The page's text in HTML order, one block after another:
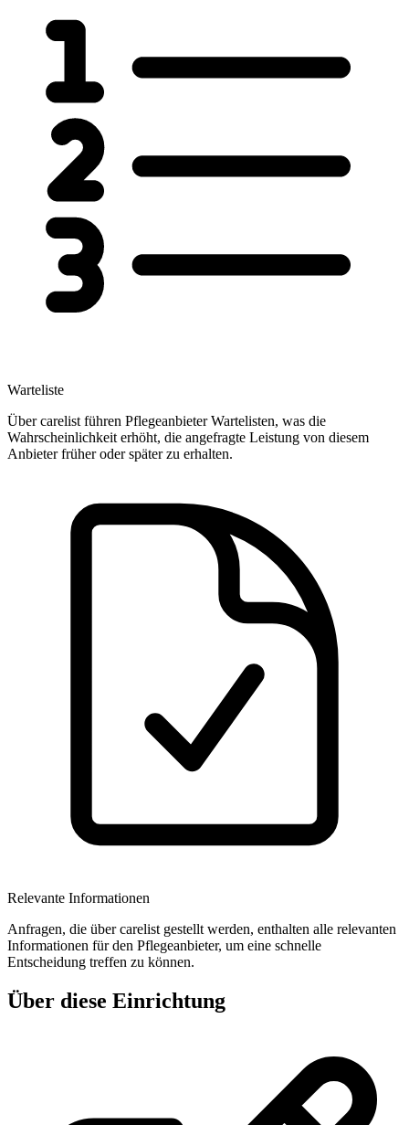
Warteliste
Über carelist führen Pflegeanbieter Wartelisten, was die
Wahrscheinlichkeit erhöht, die angefragte Leistung von diesem
Anbieter früher oder später zu erhalten.
Relevante Informationen
Anfragen, die über carelist gestellt werden, enthalten alle relevanten
Informationen für den Pflegeanbieter, um eine schnelle
Entscheidung treffen zu können.
Über diese Einrichtung